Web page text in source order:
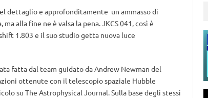
dettaglio e approfonditamente un ammasso di
alla fine ne è valsa la pena. JKCS 041, così è
1.803 e il suo studio getta nuova luce
fatta dal team guidato da Andrew Newman del
ottenute con il telescopio spaziale Hubble
su The Astrophysical Journal. Sulla base degli stessi